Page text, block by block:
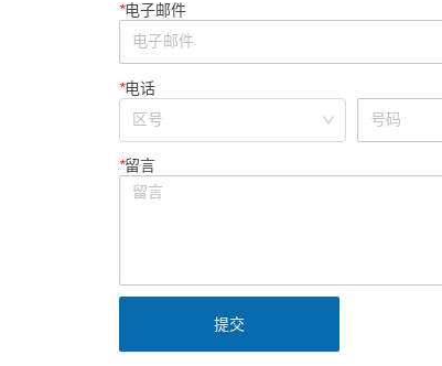
*电子邮件
*电话
*留言
提交